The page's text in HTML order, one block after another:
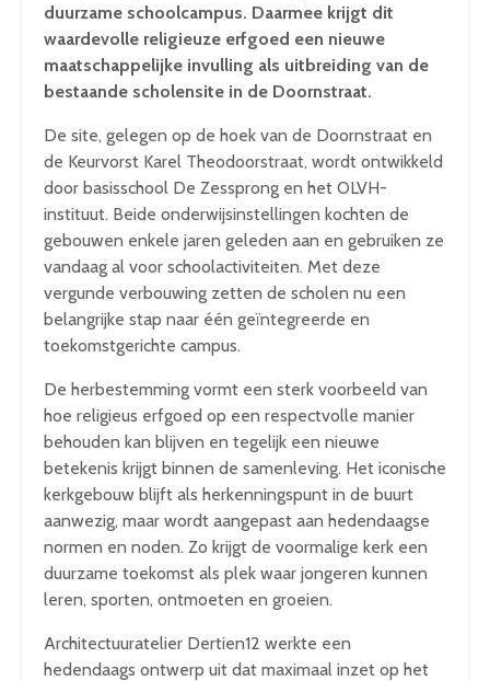
duurzame schoolcampus. Daarmee krijgt dit
waardevolle religieuze erfgoed een nieuwe
maatschappelijke invulling als uitbreiding van de
bestaande scholensite in de Doornstraat.
De site, gelegen op de hoek van de Doornstraat en
de Keurvorst Karel Theodoorstraat, wordt ontwikkeld
door basisschool De Zessprong en het OLVH-
instituut. Beide onderwijsinstellingen kochten de
gebouwen enkele jaren geleden aan en gebruiken ze
vandaag al voor schoolactiviteiten. Met deze
vergunde verbouwing zetten de scholen nu een
belangrijke stap naar één geïntegreerde en
toekomstgerichte campus.
De herbestemming vormt een sterk voorbeeld van
hoe religieus erfgoed op een respectvolle manier
behouden kan blijven en tegelijk een nieuwe
betekenis krijgt binnen de samenleving. Het iconische
kerkgebouw blijft als herkenningspunt in de buurt
aanwezig, maar wordt aangepast aan hedendaagse
normen en noden. Zo krijgt de voormalige kerk een
duurzame toekomst als plek waar jongeren kunnen
leren, sporten, ontmoeten en groeien.
Architectuuratelier Dertien12 werkte een
hedendaags ontwerp uit dat maximaal inzet op het